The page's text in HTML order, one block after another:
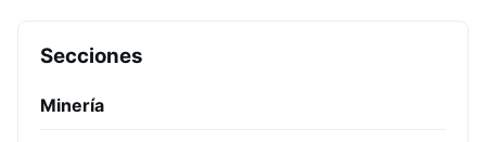
Secciones
Minería